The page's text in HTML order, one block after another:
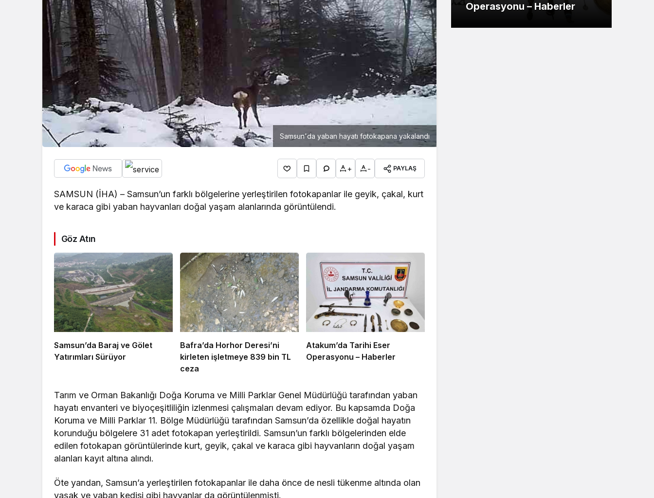
Samsun'da yaban hayatı fotokapana yakalandı
+ - PAYLAŞ
SAMSUN (İHA) – Samsun’un farklı bölgelerine yerleştirilen fotokapanlar ile geyik, çakal, kurt
ve karaca gibi yaban hayvanları doğal yaşam alanlarında görüntülendi.
Göz Atın
Samsun’da Baraj ve Gölet
Yatırımları Sürüyor
Bafra’da Horhor Deresi’ni
kirleten işletmeye 839 bin TL
ceza
Atakum’da Tarihi Eser
Operasyonu – Haberler
Tarım ve Orman Bakanlığı Doğa Koruma ve Milli Parklar Genel Müdürlüğü tarafından yaban
hayatı envanteri ve biyoçeşitliliğin izlenmesi çalışmaları devam ediyor. Bu kapsamda Doğa
Koruma ve Milli Parklar 11. Bölge Müdürlüğü tarafından Samsun’da özellikle doğal hayatın
korunduğu bölgelere 31 adet fotokapan yerleştirildi. Samsun’un farklı bölgelerinden elde
edilen fotokapan görüntülerinde kurt, geyik, çakal ve karaca gibi hayvanların doğal yaşam
alanları kayıt altına alındı.
Öte yandan, Samsun’a yerleştirilen fotokapanlar ile daha önce de nesli tükenme altında olan
vaşak ve yaban kedisi gibi hayvanlar da görüntülenmişti.
Yatırımları Sürüyor
TL ceza
Operasyonu – Haberler